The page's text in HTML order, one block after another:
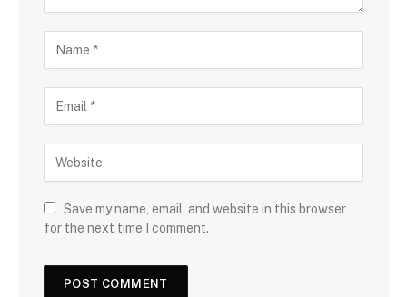
Save my name, email, and website in this browser
for the next time I comment.